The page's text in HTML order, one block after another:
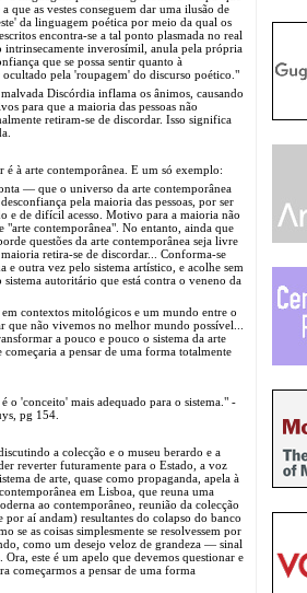
que as vestes conseguem dar uma ilusão de
da linguagem poética por meio da qual os
encontra-se a tal ponto plasmada no real
inverosímil, anula pela própria
que se possa sentir quanto à
pela 'roupagem' do discurso poético."
Discórdia inflama os ânimos, causando
para que a maioria das pessoas não
retiram-se de discordar. Isso significa
é à arte contemporânea. E um só exemplo:
— que o universo da arte contemporânea
pela maioria das pessoas, por ser
e de difícil acesso. Motivo para a maioria não
contemporânea". No entanto, ainda que
questões da arte contemporânea seja livre
retira-se de discordar... Conforma-se
e outra vez pelo sistema artístico, e acolhe sem
sistema autoritário que está contra o veneno da
contextos mitológicos e um mundo entre o
não vivemos no melhor mundo possível...
a pouco e pouco o sistema da arte
a pensar de uma forma totalmente
o 'conceito' mais adequado para o sistema." -
pg 154.
a colecção e o museu berardo e a
reverter futuramente para o Estado, a voz
de arte, quase como propaganda, apela à
em Lisboa, que reuna uma
ao contemporâneo, reunião da colecção
por aí andam) resultantes do colapso do banco
se as coisas simplesmente se resolvessem por
como um desejo veloz de grandeza — sinal
Ora, este é um apelo que devemos questionar e
começarmos a pensar de uma forma